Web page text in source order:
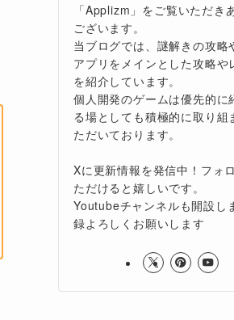
「Applizm」をご覧いただき
ございます。
当ブログでは、謎解きの攻略
アプリをメインとした攻略や
を紹介しています。
個人開発のゲームは優先的に
る場としても積極的に取り組
ただいております。
Xに更新情報を発信中！フォ
ただけると嬉しいです。
Youtubeチャンネルも開設し
録よろしくお願いします